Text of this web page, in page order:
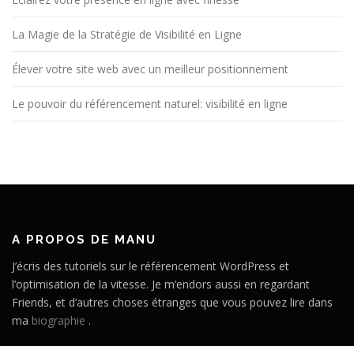
La Magie de la Stratégie de Visibilité en Ligne
Élever votre site web avec un meilleur positionnement
Le pouvoir du référencement naturel: visibilité en ligne
A PROPOS DE MANU
J’écris des tutoriels sur le référencement WordPress et
l’optimisation de la vitesse. Je m’endors aussi en regardant
Friends, et d’autres choses étranges que vous pouvez lire dans
ma biographie .